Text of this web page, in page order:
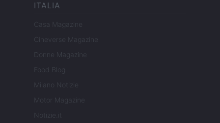
ITALIA
Casa Magazine
Cineverse Magazine
Donne Magazine
Food Blog
Milano Notizie
Motor Magazine
Notizie.it